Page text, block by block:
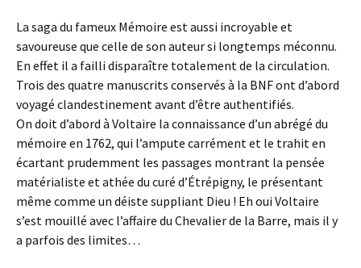
La saga du fameux Mémoire est aussi incroyable et
savoureuse que celle de son auteur si longtemps méconnu.
En effet il a failli disparaître totalement de la circulation.
Trois des quatre manuscrits conservés à la BNF ont d’abord
voyagé clandestinement avant d’être authentifiés.
On doit d’abord à Voltaire la connaissance d’un abrégé du
mémoire en 1762, qui l’ampute carrément et le trahit en
écartant prudemment les passages montrant la pensée
matérialiste et athée du curé d’Étrépigny, le présentant
même comme un déiste suppliant Dieu ! Eh oui Voltaire
s’est mouillé avec l’affaire du Chevalier de la Barre, mais il y
a parfois des limites…